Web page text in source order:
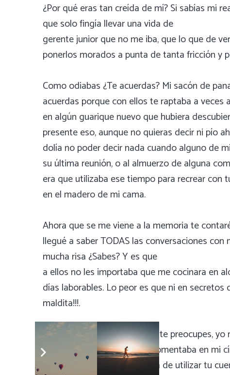
¿Por qué eras tan creída de mí? Si sabías mi
que solo fingía llevar una vida de
gerente junior que no me iba, que lo que de
ponerlos morados a punta de tanta fricción y
Como odiabas ¿Te acuerdas? Mi sacón de
acuerdas porque con ellos te raptaba a
en algún guarique nuevo que hubiera
presente eso, aunque no quieras decir ni pío
dolía no poder decir nada cuando alguno de
su última reunión, o al almuerzo de alguna
era que utilizaba ese tiempo para recrear con
en el madero de mi cama.
Ahora que se me viene a la memoria te
llegué a saber TODAS las conversaciones
mucha risa ¿Sabes? Y es que
a ellos no les importaba que me cocinara en
días laborables. Lo peor es que ni en
maldita!!!.
Pero ¡Por qué lo hacías?… No te preocupes,
fiestas de las que tanto se comentaba en mi
para ver si cambiaba y dejaba de utilizar tu